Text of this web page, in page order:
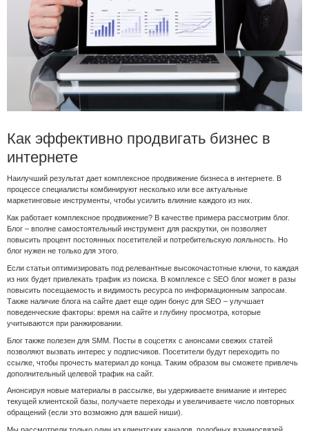
Как эффективно продвигать бизнес в
интернете
Наилучший результат дает комплексное продвижение бизнеса в интернете. В
процессе специалисты комбинируют несколько или все актуальные
маркетинговые инструменты, чтобы усилить влияние каждого из них.
Как работает комплексное продвижение? В качестве примера рассмотрим блог.
Блог – вполне самостоятельный инструмент для раскрутки, он позволяет
повысить процент постоянных посетителей и потребительскую лояльность. Но
блог нужен не только для этого.
Если статьи оптимизировать под релевантные высокочастотные ключи, то каждая
из них будет привлекать трафик из поиска. В комплексе с SEO блог может в разы
повысить посещаемость и видимость ресурса по информационным запросам.
Также наличие блога на сайте дает еще один бонус для SEO – улучшает
поведенческие факторы: время на сайте и глубину просмотра, которые
учитываются при ранжировании.
Блог также полезен для SMM. Посты в соцсетях с анонсами свежих статей
позволяют вызвать интерес у подписчиков. Посетители будут переходить по
ссылке, чтобы прочесть материал до конца. Таким образом вы сможете привлечь
дополнительный целевой трафик на сайт.
Анонсируя новые материалы в рассылке, вы удерживаете внимание и интерес
текущей клиентской базы, получаете переходы и увеличиваете число повторных
обращений (если это возможно для вашей ниши).